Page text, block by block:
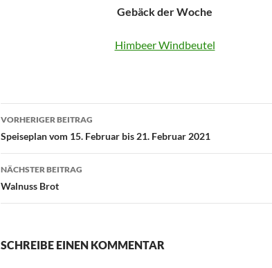
Gebäck der Woche
Himbeer Windbeutel
Beitragsnavigation
VORHERIGER BEITRAG
Speiseplan vom 15. Februar bis 21. Februar 2021
NÄCHSTER BEITRAG
Walnuss Brot
SCHREIBE EINEN KOMMENTAR